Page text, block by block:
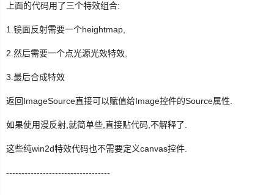
上面的代码用了三个特效组合:
1.镜面反射需要一个heightmap,
2.然后需要一个点光源光效特效,
3.最后合成特效
返回ImageSource直接可以赋值给Image控件的Source属性.
如果使用漫反射,就简单些,直接贴代码,不解释了.
这些纯win2d特效代码也不需要定义canvas控件.
----------------------------------